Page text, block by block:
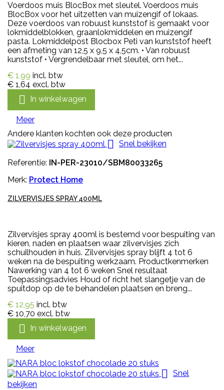
Voerdoos muis BlocBox met sleutel. Voerdoos muis
BlocBox voor het uitzetten van muizengif of lokaas.
Deze voerdoos van robuust kunststof is gemaakt voor
lokmiddelblokken, graanlokmiddelen en muizengif
pasta. Lokmiddelpost Blocbox Peti van kunststof heeft
een afmeting van 12,5 x 9,5 x 4,5cm. • Van robuust
kunststof • Vergrendelbaar met sleutel, om het...
€ 1,99 incl. btw
€ 1,64 excl. btw
 In winkelwagen
Meer
Andere klanten kochten ook deze producten

Snel bekijken
Referentie: IN-PER-23010/SBM80033265
Merk: Protect Home
ZILVERVISJES SPRAY 400ML
Zilvervisjes spray 400ml is bestemd voor bespuiting van
kieren, naden en plaatsen waar zilvervisjes zich
schuilhouden in huis. Zilvervisjes spray blijft 4 tot 6
weken na de bespuiting werkzaam. Productkenmerken
Nawerking van 4 tot 6 weken Snel resultaat
Toepassingsadvies Houd of richt het slangetje van de
spuitdop op de te behandelen plaatsen en breng...
€ 12,95 incl. btw
€ 10,70 excl. btw
 In winkelwagen
Meer

Snel
bekijken